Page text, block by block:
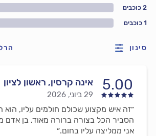
1 כוכבים
2 כוכבים
סינון
5.00 אינה קרסין, ראשון לציון
29 ביוני, 2026
״זה איש מקצוע שכולם חולמים עליו, הוא
הסביר הכל בצורה ברורה מאוד, בן אדם
אני ממליצה עליו בחום.״